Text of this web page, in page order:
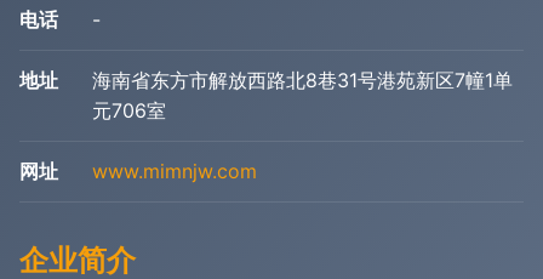
电话 -
地址
海南省东方市解放西路北8巷31号港苑新区7幢1单
元706室
网址 www.mimnjw.com
企业简介